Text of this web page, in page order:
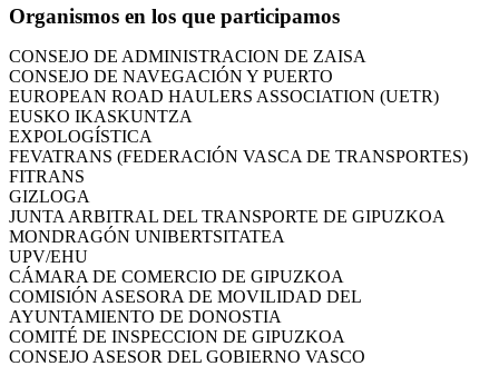
Organismos en los que participamos
COMITÉ DE INSPECCION DE GIPUZKOA
CONSEJO ASESOR DEL GOBIERNO VASCO
CONSEJO DE ADMINISTRACIÓN DE ZAISA
CONSEJO DE NAVEGACIÓN Y PUERTO
EUROPEAN ROAD HAULERS ASSOCIATION (UETR)
EUSKO IKASKUNTZA
EXPOLOGÍSTICA
FEVATRANS (FEDERACIÓN VASCA DE TRANSPORTES)
FITRANS
GIZLOGA
JUNTA ARBITRAL DEL TRANSPORTE DE GIPUZKOA
MONDRAGÓN UNIBERTSITATEA
UPV/EHU
CÁMARA DE COMERCIO DE GIPUZKOA
COMISIÓN ASESORA DE MOVILIDAD DEL
AYUNTAMIENTO DE DONOSTIA
COMITÉ DE INSPECCION DE GIPUZKOA
CONSEJO ASESOR DEL GOBIERNO VASCO